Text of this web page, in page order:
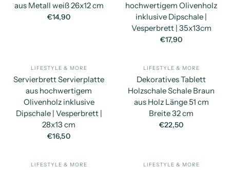
aus Metall weiß 26x12 cm
€14,90
hochwertigem Olivenholz
inklusive Dipschale |
Vesperbrett | 35x13cm
€17,90
SCHNELLANSICHT
LIFESTYLE & MORE
Servierbrett Servierplatte
aus hochwertigem
Olivenholz inklusive
Dipschale | Vesperbrett |
28x13 cm
€16,50
LIFESTYLE & MORE
Dekoratives Tablett
Holzschale Schale Braun
aus Holz Länge 51 cm
Breite 32 cm
€22,50
SCHNELLANSICHT
LIFESTYLE & MORE LIFESTYLE & MORE